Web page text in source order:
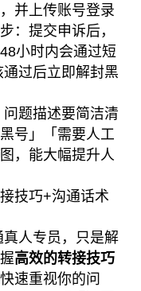
并上传账号登录
：提交申诉后，
小时内会通过短
过后立即解封黑
题描述要简洁清
号」「需要人工
，能大幅提升人
技巧+沟通话术
人专员，只是解
高效的转接技巧
速重视你的问